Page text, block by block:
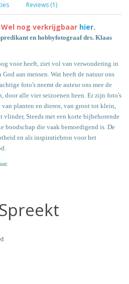
Reviews (1)
nog verkrijgbaar hier.
en hobbyfotograaf drs. Klaas
voor heeft, ziet vol van verwondering in
aan mensen. Wat heeft de natuur ons
foto's neemt de auteur ons mee de
door alle vier seizoenen heen. Er zijn foto's
planten en dieren, van groot tot klein,
Steeds met een korte bijbehorende
boodschap die vaak bemoedigend is. De
en als inspiratiebron voor het